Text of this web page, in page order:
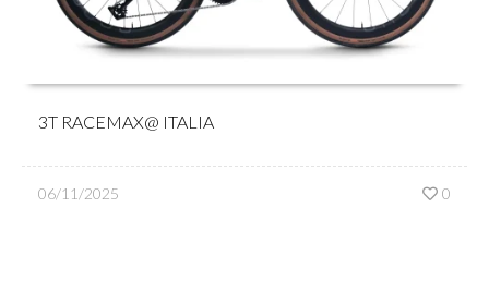
3T RACEMAX@ ITALIA
06/11/2025 0